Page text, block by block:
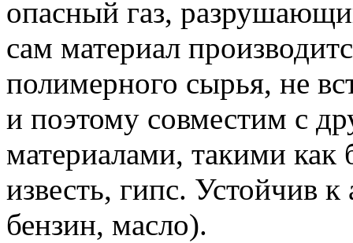
опасный газ,
сам материал
полимерного сырья, не
и поэтому совместим с
материалами, такими как
известь, гипс. Устойчив
бензин, масло).